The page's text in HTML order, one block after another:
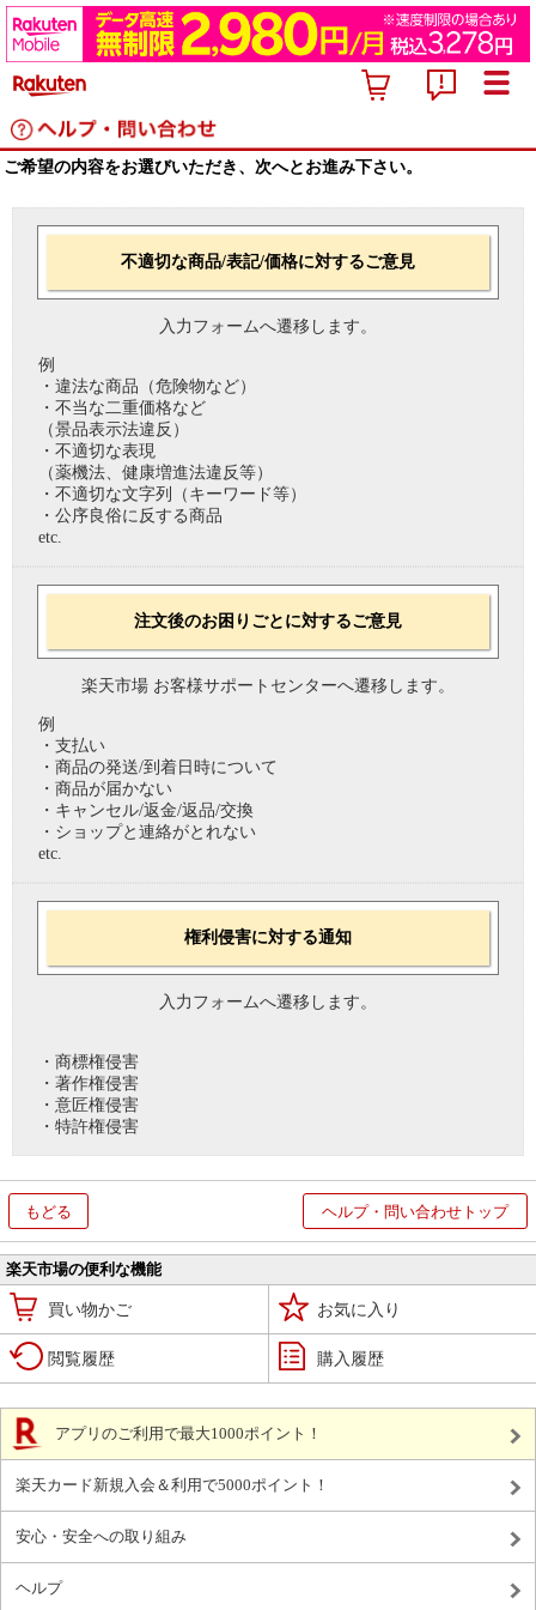
ご希望の内容をお選びいただき、次へとお進み下さい。
不適切な商品/表記/価格に対するご意見
入力フォームへ遷移します。
例
・違法な商品（危険物など）
・不当な二重価格など
（景品表示法違反）
・不適切な表現
（薬機法、健康増進法違反等）
・不適切な文字列（キーワード等）
・公序良俗に反する商品
etc.
注文後のお困りごとに対するご意見
楽天市場 お客様サポートセンターへ遷移します。
例
・支払い
・商品の発送/到着日時について
・商品が届かない
・キャンセル/返金/返品/交換
・ショップと連絡がとれない
etc.
権利侵害に対する通知
入力フォームへ遷移します。
・商標権侵害
・著作権侵害
・意匠権侵害
・特許権侵害
もどる ヘルプ・問い合わせトップ
楽天市場の便利な機能
買い物かご お気に入り
閲覧履歴 購入履歴
アプリのご利用で最大1000ポイント！
楽天カード新規入会＆利用で5000ポイント！
安心・安全への取り組み
ヘルプ